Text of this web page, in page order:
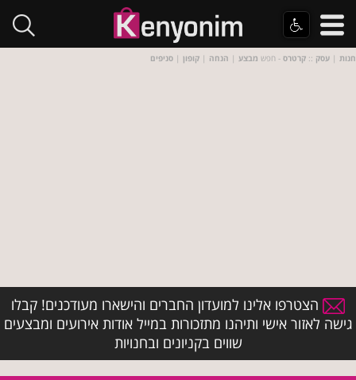
חנות | עסק :: קרטרס - חפש מבצע | הנחה | קופון | סניפים
הצטרפו אלינו למועדון החברים והישארו מעודכנים! קבלו
גישה לאזור אישי ותיהנו מתזכורות במייל אודות אירועים ומבצעים
שווים בקניונים ובחנויות